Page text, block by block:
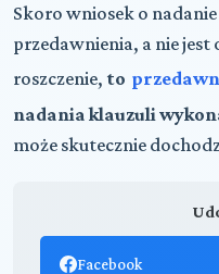
Skoro wniosek o
przedawnienia, a nie
roszczenie, to
nadania klauzuli
może skutecznie
Facebook